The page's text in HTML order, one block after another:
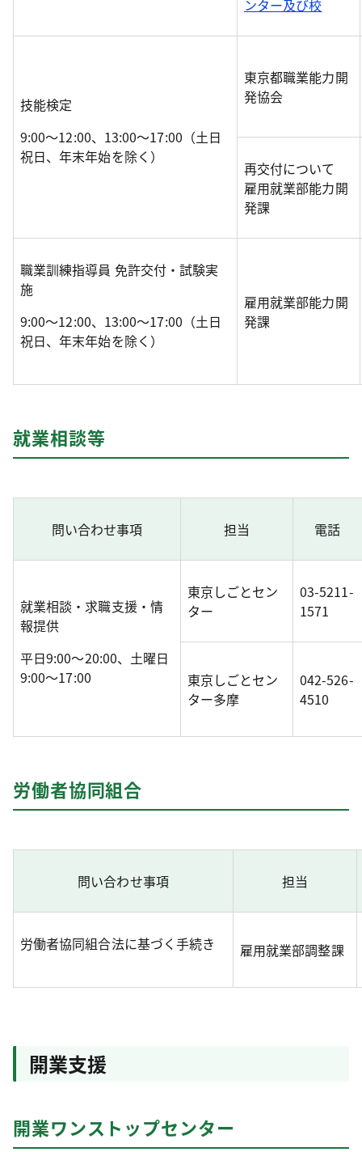
ンター及び校
技能検定
9:00～12:00、13:00～17:00（土日
祝日、年末年始を除く）
東京都職業能力開
発協会
再交付について
雇用就業部能力開
発課
職業訓練指導員 免許交付・試験実
施
9:00～12:00、13:00～17:00（土日
祝日、年末年始を除く）
雇用就業部能力開
発課
就業相談等
問い合わせ事項 担当 電話
就業相談・求職支援・情
報提供
平日9:00～20:00、土曜日
9:00～17:00
東京しごとセン
ター
03-5211-
1571
東京しごとセン
ター多摩
042-526-
4510
労働者協同組合
問い合わせ事項 担当
労働者協同組合法に基づく手続き 雇用就業部調整課
開業支援
開業ワンストップセンター